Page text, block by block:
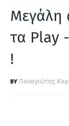
Α
Μεγάλη
τα Play
!
Παναγιώτης